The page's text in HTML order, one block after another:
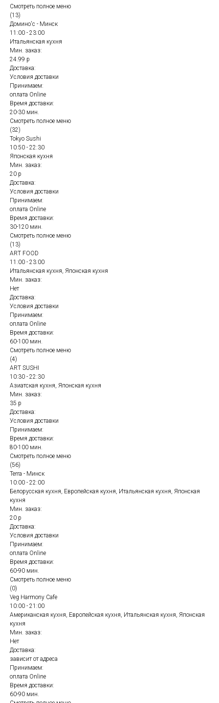
Смотреть полное меню
(13)
Домино'с - Минск
11:00 - 23:00
Итальянская кухня
Мин. заказ:
24.99 р
Доставка:
Условия доставки
Принимаем:
оплата Online
Время доставки:
20-30 мин.
Смотреть полное меню
(32)
Tokyo Sushi
10:50 - 22:30
Японская кухня
Мин. заказ:
20 р
Доставка:
Условия доставки
Принимаем:
оплата Online
Время доставки:
30-120 мин.
Смотреть полное меню
(13)
ART FOOD
11:00 - 23:00
Итальянская кухня, Японская кухня
Мин. заказ:
Нет
Доставка:
Условия доставки
Принимаем:
оплата Online
Время доставки:
60-100 мин.
Смотреть полное меню
(4)
ART SUSHI
10:30 - 22:30
Азиатская кухня, Японская кухня
Мин. заказ:
35 р
Доставка:
Условия доставки
Принимаем:
Время доставки:
80-100 мин.
Смотреть полное меню
(56)
Terra - Минск
10:00 - 22:00
Белорусская кухня, Европейская кухня, Итальянская кухня, Японская
кухня
Мин. заказ:
20 р
Доставка:
Условия доставки
Принимаем:
оплата Online
Время доставки:
60-90 мин.
Смотреть полное меню
(0)
Veg Harmony Cafe
10:00 - 21:00
Американская кухня, Европейская кухня, Итальянская кухня, Японская
кухня
Мин. заказ:
Нет
Доставка:
зависит от адреса
Принимаем:
оплата Online
Время доставки:
60-90 мин.